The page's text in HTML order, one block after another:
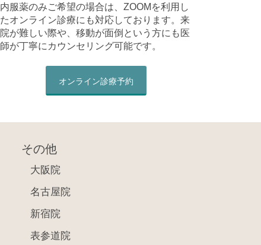
内服薬のみご希望の場合は、ZOOMを利用し
たオンライン診療にも対応しております。来
院が難しい際や、移動が面倒という方にも医
師が丁寧にカウンセリング可能です。
オンライン診療予約
その他
大阪院
名古屋院
新宿院
表参道院